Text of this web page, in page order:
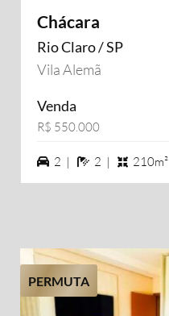
Chácara
Rio Claro / SP
Vila Alemã
Venda
R$ 550.000
2 vagas na garagem
2 | 2 banheiros
2 | 210m²
PERMUTA